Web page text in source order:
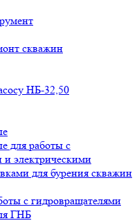
скважин
НБ-32,50
для работы с
и электрическими
для бурения скважин
с гидровращателями
ГНБ